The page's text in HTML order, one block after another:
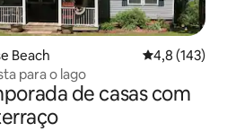
Beach 4,8 de uma
4,8 (143)
para o lago
de casas com